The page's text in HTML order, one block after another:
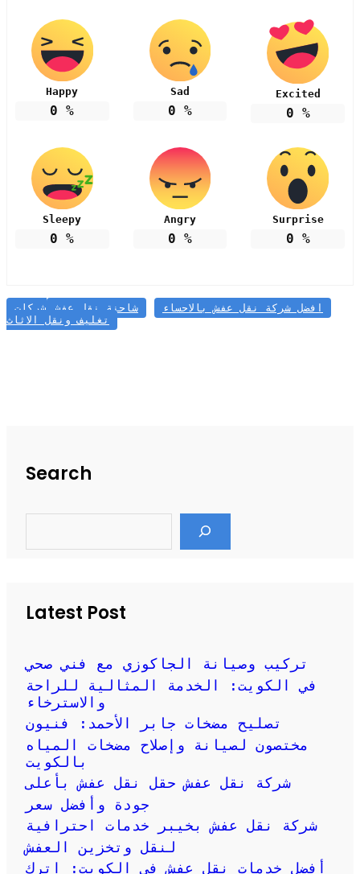
Happy
0 %
Sad
0 %
Excited
0 %
Sleepy
0 %
Angry
0 %
Surprise
0 %
افضل شركة نقل عفش بالاحساء شاحنة نقل عفش
شركات
تغليف ونقل الاثاث
Search
Latest Post
تركيب وصيانة الجاكوزي مع فني صحي
في الكويت: الخدمة المثالية للراحة
والاسترخاء
تصليح مضخات جابر الأحمد: فنيون
مختصون لصيانة وإصلاح مضخات المياه
بالكويت
شركة نقل عفش حقل نقل عفش بأعلى
جودة وأفضل سعر
شركة نقل عفش بخيبر خدمات احترافية
أفضل خدمات نقل عفش في الكويت: اترك